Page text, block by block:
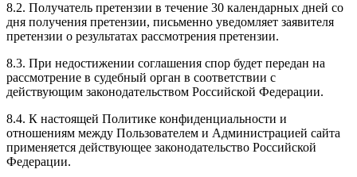
8.2. Получатель претензии в течение 30 календарных дней со
дня получения претензии, письменно уведомляет заявителя
претензии о результатах рассмотрения претензии.
8.3. При недостижении соглашения спор будет передан на
рассмотрение в судебный орган в соответствии с
действующим законодательством Российской Федерации.
8.4. К настоящей Политике конфиденциальности и
отношениям между Пользователем и Администрацией сайта
применяется действующее законодательство Российской
Федерации.